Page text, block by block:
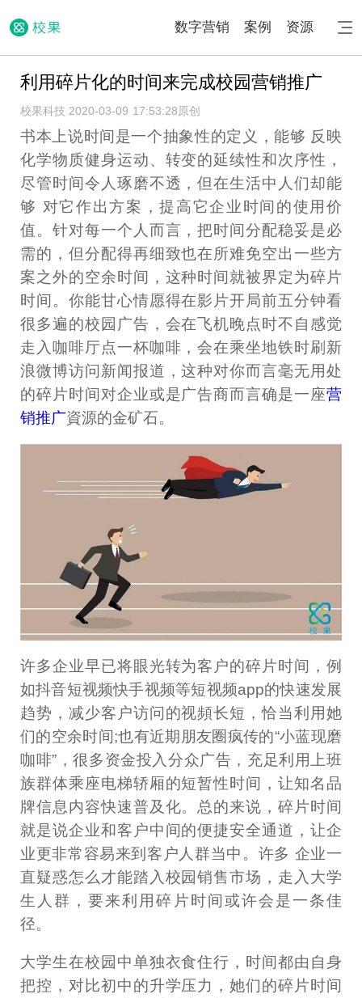
数字营销 案例 资源
利用碎片化的时间来完成校园营销推广
校果科技 2020-03-09 17:53:28原创
书本上说时间是一个抽象性的定义，能够 反映
化学物质健身运动、转变的延续性和次序性，
尽管时间令人琢磨不透，但在生活中人们却能
够 对它作出方案，提高它企业时间的使用价
值。针对每一个人而言，把时间分配稳妥是必
需的，但分配得再细致也在所难免空出一些方
案之外的空余时间，这种时间就被界定为碎片
时间。你能甘心情愿得在影片开局前五分钟看
很多遍的校园广告，会在飞机晚点时不自感觉
走入咖啡厅点一杯咖啡，会在乘坐地铁时刷新
浪微博访问新闻报道，这种对你而言毫无用处
的碎片时间对企业或是广告商而言确是一座营
销推广資源的金矿石。
许多企业早已将眼光转为客户的碎片时间，例
如抖音短视频快手视频等短视频app的快速发展
趋势，减少客户访问的视頻长短，恰当利用她
们的空余时间;也有近期朋友圈疯传的“小蓝现磨
咖啡”，很多资金投入分众广告，充足利用上班
族群体乘座电梯轿厢的短暂性时间，让知名品
牌信息内容快速普及化。总的来说，碎片时间
就是说企业和客户中间的便捷安全通道，让企
业更非常容易来到客户人群当中。许多 企业一
直疑惑怎么才能踏入校园销售市场，走入大学
生人群，要来利用碎片时间或许会是一条佳
径。
大学生在校园中单独衣食住行，时间都由自身
把控，对比初中的升学压力，她们的碎片时间